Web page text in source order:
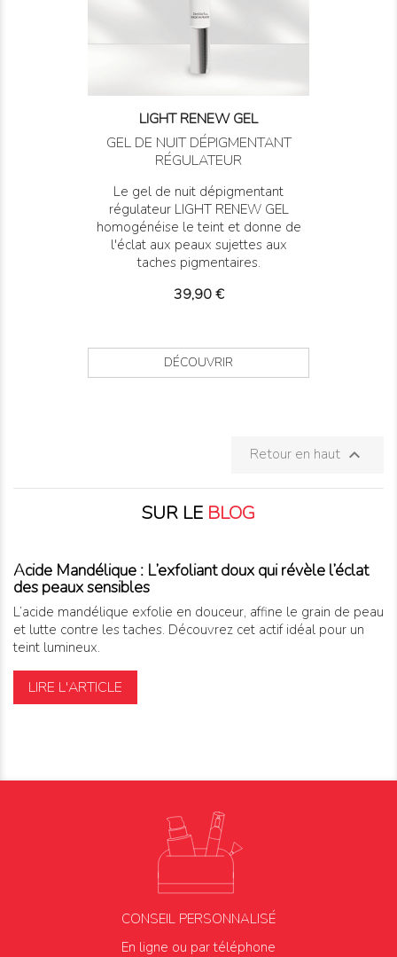
LIGHT RENEW GEL
GEL DE NUIT DÉPIGMENTANT
RÉGULATEUR
Le gel de nuit dépigmentant
régulateur LIGHT RENEW GEL
homogénéise le teint et donne de
l'éclat aux peaux sujettes aux
taches pigmentaires.
Prix
39,90 €
DÉCOUVRIR
Retour en haut 
SUR LE BLOG
Acide Mandélique : L’exfoliant doux qui révèle l’éclat
des peaux sensibles
L’acide mandélique exfolie en douceur, affine le grain de peau
et lutte contre les taches. Découvrez cet actif idéal pour un
teint lumineux.
LIRE L'ARTICLE
CONSEIL PERSONNALISÉ
En ligne ou par téléphone